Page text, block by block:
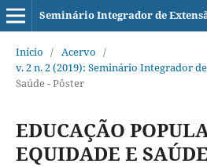
Seminário Integrador de
Início / Acervo /
v. 2 n. 2 (2019): Seminário Integrador
Saúde - Pôster
EDUCAÇÃO
EQUIDADE E SAÚDE